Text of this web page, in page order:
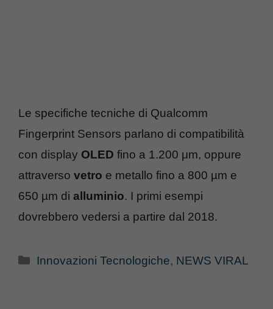
Le specifiche tecniche di Qualcomm
Fingerprint Sensors parlano di compatibilità
con display OLED fino a 1.200 μm, oppure
attraverso vetro e metallo fino a 800 µm e
650 µm di alluminio. I primi esempi
dovrebbero vedersi a partire dal 2018.
Categorie
Innovazioni Tecnologiche, NEWS VIRAL